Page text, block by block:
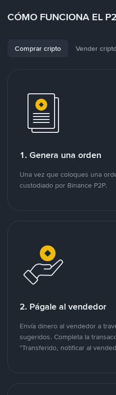
CÓMO FUNCIONA EL
Comprar cripto Vender
1. Genera una orden
Una vez que coloques una
custodiado por Binance P2P.
2. Págale al vendedor
Envía dinero al vendedor a
sugeridos. Completa la
"Transferido, notificar al